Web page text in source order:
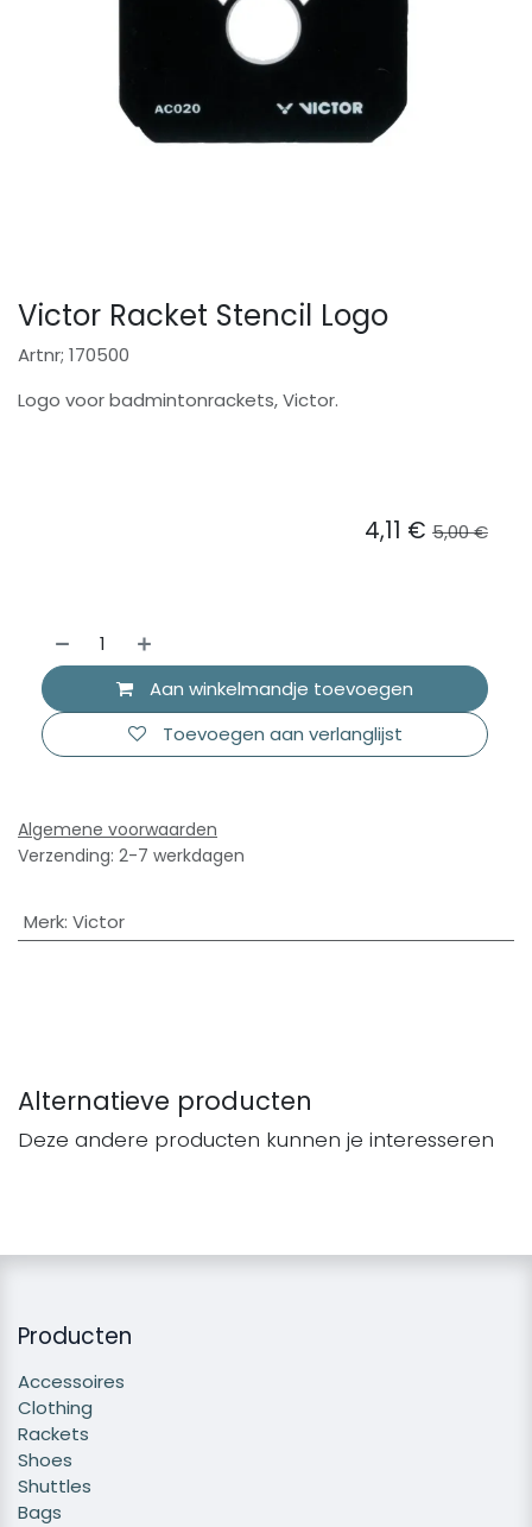
Victor Racket Stencil Logo
Artnr; 170500
Logo voor badmintonrackets, Victor.
Aan winkelmandje toevoegen
Toevoegen aan verlanglijst
4,11 € 5,00€
Algemene voorwaarden
Verzending: 2-7 werkdagen
Merk: Victor
Alternatieve producten
Deze andere producten kunnen je interesseren
Producten
Accessoires
Clothing
Rackets
Shoes
Shuttles
Bags